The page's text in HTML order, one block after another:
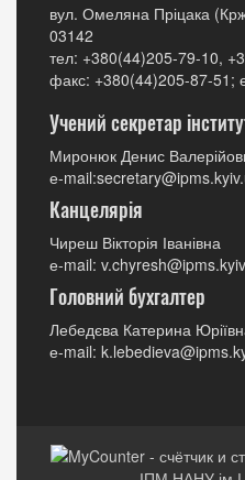
вул. Омеляна Пріцака
03142
тел: +380(44)205-79-10,
факс: +380(44)205-87-51;
Учений секретар
Миронюк Денис
е-
Канцелярія
Чиреш Вікторія Іванівна
е-mail:
Головний бухгалтер
Лебедєва Катерина
е-mail: